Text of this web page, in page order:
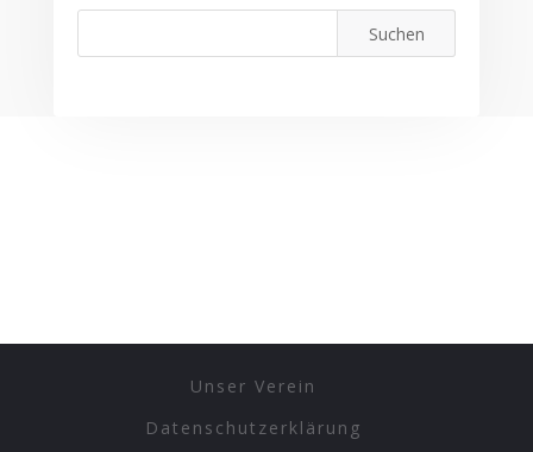
Unser Verein
Datenschutzerklärung